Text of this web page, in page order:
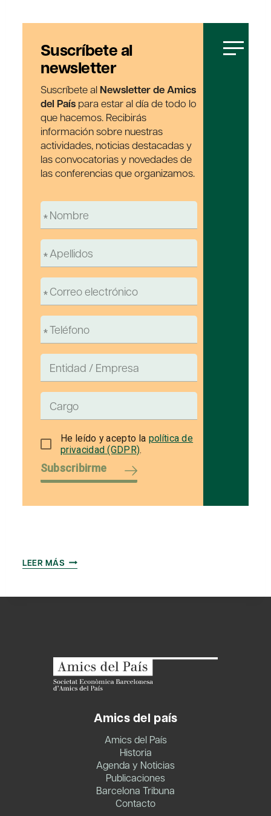
Suscríbete al
newsletter
Suscríbete al Newsletter de Amics
del País para estar al día de todo lo
que hacemos. Recibirás
información sobre nuestras
actividades, noticias destacadas y
las convocatorias y novedades de
las conferencias que organizamos.
He leído y acepto la política de
privacidad (GDPR).
Subscribirme
LEER MÁS UTILIZACIÓN
PRODUCTIVO
Amics del país
Amics del País
Historia
Agenda y Noticias
Publicaciones
Barcelona Tribuna
Contacto